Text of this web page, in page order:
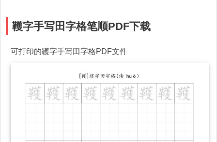
韄字手写田字格笔顺PDF下载
可打印的韄字手写田字格PDF文件